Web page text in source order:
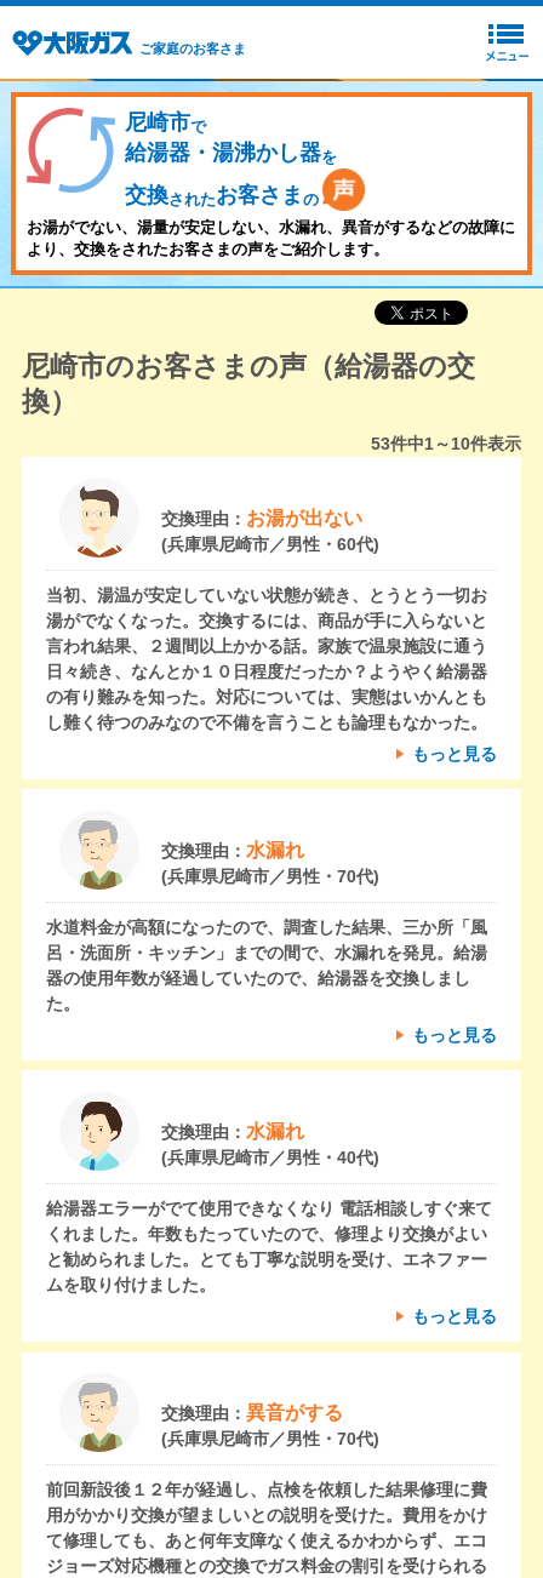
ご家庭のお客さま
尼崎市で
給湯器・湯沸かし器を
交換されたお客さま の
お湯がでない、湯量が安定しない、水漏れ、異音がするなどの故障に
より、交換をされたお客さまの声をご紹介します。
尼崎市のお客さまの声（給湯器の交
換）
53件中1～10件表示
交換理由： お湯が出ない
(兵庫県尼崎市／男性・60代)
当初、湯温が安定していない状態が続き、とうとう一切お
湯がでなくなった。交換するには、商品が手に入らないと
言われ結果、２週間以上かかる話。家族で温泉施設に通う
日々続き、なんとか１０日程度だったか？ようやく給湯器
の有り難みを知った。対応については、実態はいかんとも
し難く待つのみなので不備を言うことも論理もなかった。
もっと見る
交換理由： 水漏れ
(兵庫県尼崎市／男性・70代)
水道料金が高額になったので、調査した結果、三か所「風
呂・洗面所・キッチン」までの間で、水漏れを発見。給湯
器の使用年数が経過していたので、給湯器を交換しまし
た。
もっと見る
交換理由： 水漏れ
(兵庫県尼崎市／男性・40代)
給湯器エラーがでて使用できなくなり 電話相談しすぐ来て
くれました。年数もたっていたので、修理より交換がよい
と勧められました。とても丁寧な説明を受け、エネファー
ムを取り付けました。
もっと見る
交換理由： 異音がする
(兵庫県尼崎市／男性・70代)
前回新設後１２年が経過し、点検を依頼した結果修理に費
用がかかり交換が望ましいとの説明を受けた。費用をかけ
て修理しても、あと何年支障なく使えるかわからず、エコ
ジョーズ対応機種との交換でガス料金の割引を受けられる